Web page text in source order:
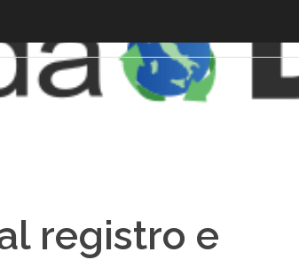
registro e